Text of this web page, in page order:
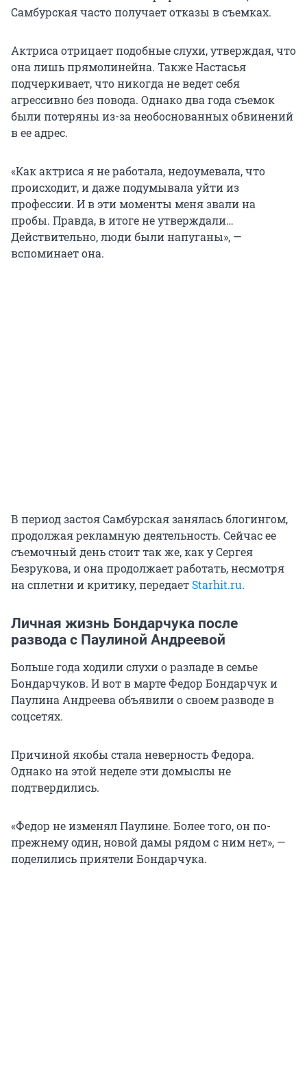
Самбурская часто получает отказы в съемках.
Актриса отрицает подобные слухи, утверждая, что
она лишь прямолинейна. Также Настасья
подчеркивает, что никогда не ведет себя
агрессивно без повода. Однако два года съемок
были потеряны из-за необоснованных обвинений
в ее адрес.
«Как актриса я не работала, недоумевала, что
происходит, и даже подумывала уйти из
профессии. И в эти моменты меня звали на
пробы. Правда, в итоге не утверждали…
Действительно, люди были напуганы», —
вспоминает она.
В период застоя Самбурская занялась блогингом,
продолжая рекламную деятельность. Сейчас ее
съемочный день стоит так же, как у Сергея
Безрукова, и она продолжает работать, несмотря
на сплетни и критику, передает Starhit.ru.
Личная жизнь Бондарчука после
развода с Паулиной Андреевой
Больше года ходили слухи о разладе в семье
Бондарчуков. И вот в марте Федор Бондарчук и
Паулина Андреева объявили о своем разводе в
соцсетях.
Причиной якобы стала неверность Федора.
Однако на этой неделе эти домыслы не
подтвердились.
«Федор не изменял Паулине. Более того, он по-
прежнему один, новой дамы рядом с ним нет», —
поделились приятели Бондарчука.